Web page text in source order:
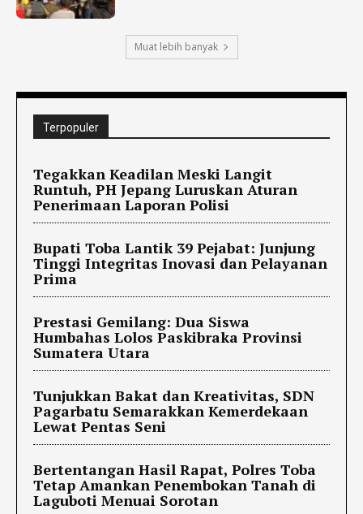
Muat lebih banyak
Terpopuler
Tegakkan Keadilan Meski Langit
Runtuh, PH Jepang Luruskan Aturan
Penerimaan Laporan Polisi
Bupati Toba Lantik 39 Pejabat: Junjung
Tinggi Integritas Inovasi dan Pelayanan
Prima
Prestasi Gemilang: Dua Siswa
Humbahas Lolos Paskibraka Provinsi
Sumatera Utara
Tunjukkan Bakat dan Kreativitas, SDN
Pagarbatu Semarakkan Kemerdekaan
Lewat Pentas Seni
Bertentangan Hasil Rapat, Polres Toba
Tetap Amankan Penembokan Tanah di
Laguboti Menuai Sorotan